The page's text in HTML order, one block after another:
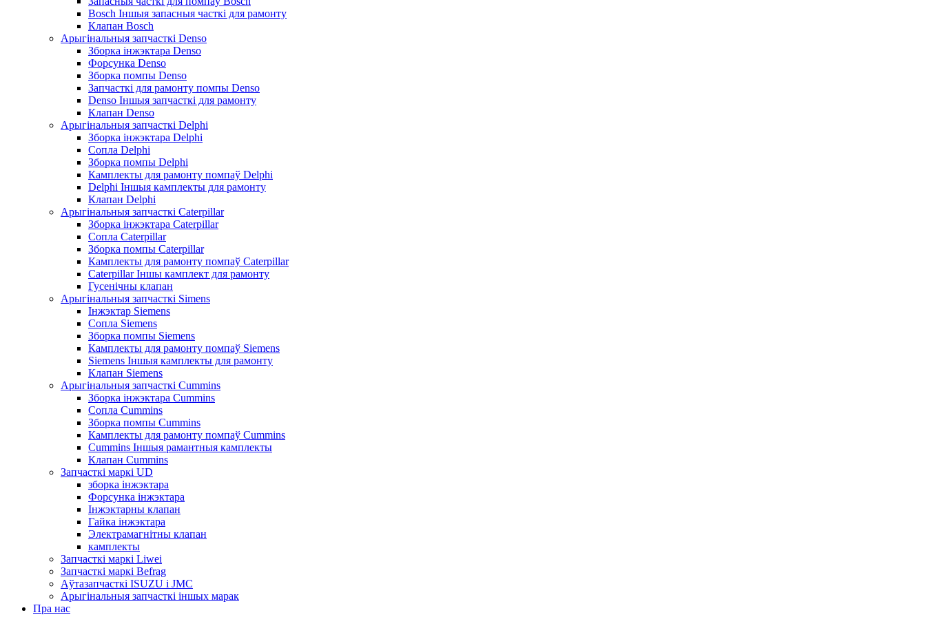
Bosch Іншыя запасныя часткі для рамонту
Клапан Bosch
Арыгінальныя запчасткі Denso
Зборка інжэктара Denso
Форсунка Denso
Зборка помпы Denso
Запчасткі для рамонту помпы Denso
Denso Іншыя запчасткі для рамонту
Клапан Denso
Арыгінальныя запчасткі Delphi
Зборка інжэктара Delphi
Сопла Delphi
Зборка помпы Delphi
Камплекты для рамонту помпаў Delphi
Delphi Іншыя камплекты для рамонту
Клапан Delphi
Арыгінальныя запчасткі Caterpillar
Зборка інжэктара Caterpillar
Сопла Caterpillar
Зборка помпы Caterpillar
Камплекты для рамонту помпаў Caterpillar
Caterpillar Іншы камплект для рамонту
Гусенічны клапан
Арыгінальныя запчасткі Simens
Інжэктар Siemens
Сопла Siemens
Зборка помпы Siemens
Камплекты для рамонту помпаў Siemens
Siemens Іншыя камплекты для рамонту
Клапан Siemens
Арыгінальныя запчасткі Cummins
Зборка інжэктара Cummins
Сопла Cummins
Зборка помпы Cummins
Камплекты для рамонту помпаў Cummins
Cummins Іншыя рамантныя камплекты
Клапан Cummins
Запчасткі маркі UD
зборка інжэктара
Форсунка інжэктара
Інжэктарны клапан
Гайка інжэктара
Электрамагнітны клапан
камплекты
Запчасткі маркі Liwei
Запчасткі маркі Befrag
Аўтазапчасткі ISUZU і JMC
Арыгінальныя запчасткі іншых марак
Пра нас